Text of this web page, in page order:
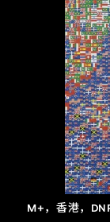
M+，香港，
关于M+
探索世界
文化藏品